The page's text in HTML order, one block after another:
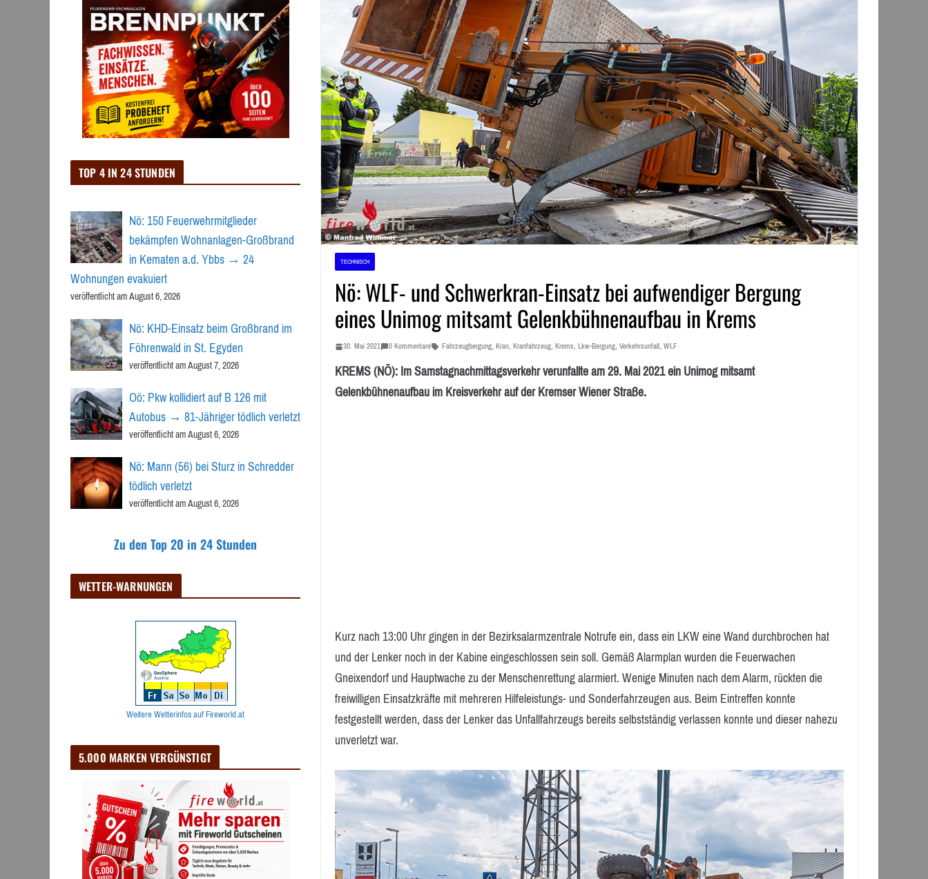
TECHNISCH
Nö: WLF- und Schwerkran-Einsatz bei aufwendiger Bergung
eines Unimog mitsamt Gelenkbühnenaufbau in Krems
30. Mai 2021 0 Kommentare Fahrzeugbergung, Kran, Kranfahrzeug, Krems, Lkw-Bergung, Verkehrsunfall, WLF
KREMS (NÖ): Im Samstagnachmittagsverkehr verunfallte am 29. Mai 2021 ein Unimog mitsamt
Gelenkbühnenaufbau im Kreisverkehr auf der Kremser Wiener Straße.
Kurz nach 13:00 Uhr gingen in der Bezirksalarmzentrale Notrufe ein, dass ein LKW eine Wand durchbrochen hat
und der Lenker noch in der Kabine eingeschlossen sein soll. Gemäß Alarmplan wurden die Feuerwachen
Gneixendorf und Hauptwache zu der Menschenrettung alarmiert. Wenige Minuten nach dem Alarm, rückten die
freiwilligen Einsatzkräfte mit mehreren Hilfeleistungs- und Sonderfahrzeugen aus. Beim Eintreffen konnte
festgestellt werden, dass der Lenker das Unfallfahrzeugs bereits selbstständig verlassen konnte und dieser nahezu
unverletzt war.
TOP 4 IN 24 STUNDEN
Nö: 150 Feuerwehrmitglieder
bekämpfen Wohnanlagen-Großbrand
in Kematen a.d. Ybbs → 24
Wohnungen evakuiert
veröffentlicht am August 6, 2026
Nö: KHD-Einsatz beim Großbrand im
Föhrenwald in St. Egyden
veröffentlicht am August 7, 2026
Oö: Pkw kollidiert auf B 126 mit
Autobus → 81-Jähriger tödlich verletzt
veröffentlicht am August 6, 2026
Nö: Mann (56) bei Sturz in Schredder
tödlich verletzt
veröffentlicht am August 6, 2026
Zu den Top 20 in 24 Stunden
WETTER-WARNUNGEN
Weitere Wetterinfos auf Fireworld.at
5.000 MARKEN VERGÜNSTIGT